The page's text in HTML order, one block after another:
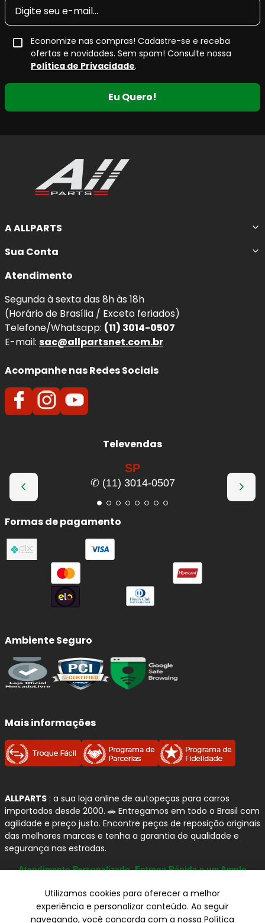
Economize nas compras! Cadastre-se e receba
ofertas e novidades. Sem spam! Consulte nossa
Política de Privacidade.
Eu Quero!
A ALLPARTS
Sua Conta
Atendimento
Segunda à sexta das 8h às 18h
(Horário de Brasília / Exceto feriados)
Telefone/Whatsapp: (11) 3014-0507
E-mail: sac@allpartsnet.com.br
Acompanhe nas Redes Sociais
Televendas
SP
✆ (11) 3014-0507
Formas de pagamento
Ambiente Seguro
Mais informações
ALLPARTS : a sua loja online de autopeças para carros
importados desde 2000. 🚗 Entregamos em todo o Brasil com
agilidade e preço justo. Encontre peças de reposição originais
das melhores marcas e tenha a garantia de qualidade e
segurança nas estradas.
Atendimento Personalizado, Entrega Rápida e um Amplo
Utilizamos cookies para oferecer a melhor
experiência e personalizar conteúdo. Ao seguir
navegando, você concorda com a nossa Política